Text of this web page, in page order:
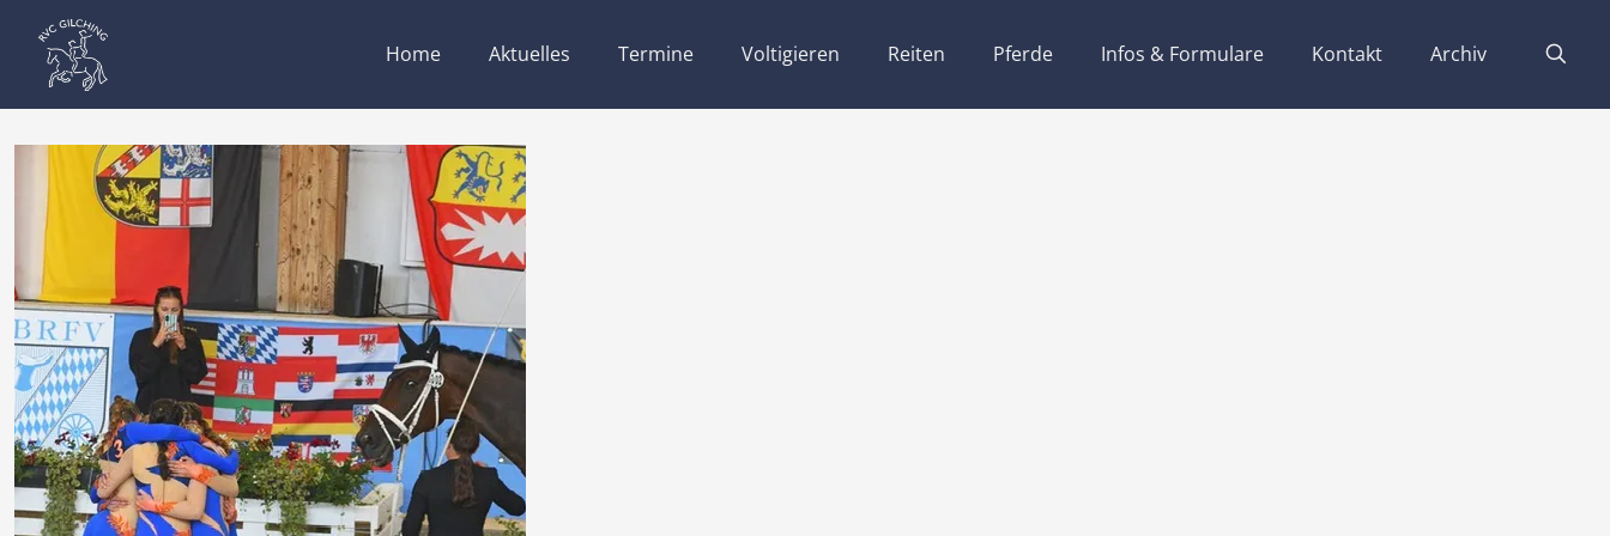
Home Aktuelles Termine Voltigieren Reiten Pferde Infos & Formulare Kontakt Archiv